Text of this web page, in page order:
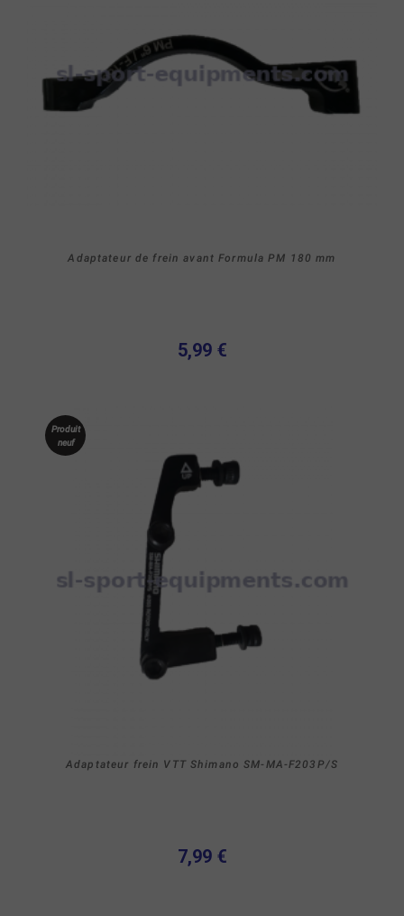
Adaptateur de frein avant Formula PM 180 mm
5,99 €
Produit
neuf
Adaptateur frein VTT Shimano SM-MA-F203P/S
7,99 €